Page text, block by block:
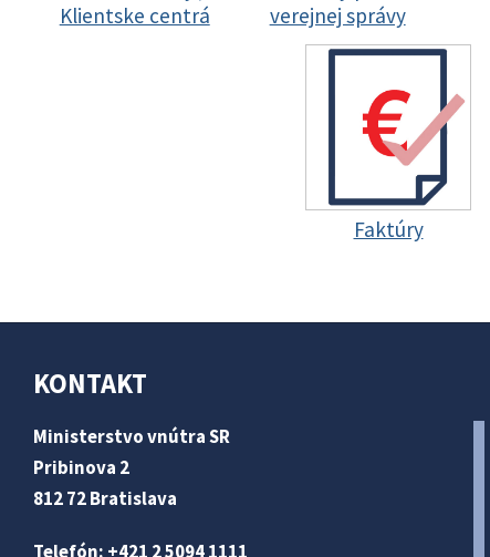
Klientske centrá
verejnej správy
Faktúry
KONTAKT
Ministerstvo vnútra SR
Pribinova 2
812 72 Bratislava
Telefón: +421 2 5094 1111